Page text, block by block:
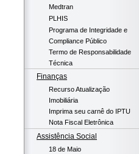
Medtran
PLHIS
Programa de Integridade e
Compliance Público
Termo de Responsabilidade
Técnica
Finanças
Recurso Atualização
Imobiliária
Imprima seu carnê do IPTU
Nota Fiscal Eletrônica
Assistência Social
18 de Maio